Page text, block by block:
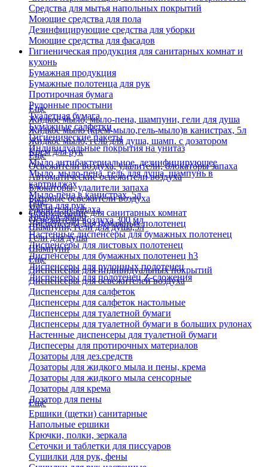
Средства для мытья напольных покрытий
Моющие средства для пола
Дезинфицирующие средства для уборки
Моющие средства для фасадов
Гигиеническая продукция для санитарных комнат и
кухонь
Бумажная продукция
Бумажные полотенца для рук
Протирочная бумага
Рулонные простыни
Туалетная бумага
Бумажные салфетки
Гигиенические пакеты
Индивидуальные покрытия на унитаз
Еще
Жидкое мыло, мыло-пена, шампуни, гели для душа
Жидкое мыло (крем-мыло,гель-мыло)в канистрах, 5л
Жидкое мыло, гель для душа, шамп. с дозатором
Крем для рук
Мыло антибактериальное, дезинфицирующее
Мыло, мыло-пена, гель для душа, шампунь в
картриджах
Мыло-пена в канистрах, 5л
Паста для рук
Твердое мыло
Шампуни, гели для душа,5л
Гели для душа
Шампуни
Еще
Освежители воздуха, удалители, блокаторы запаха
Автоматические освежители воздуха
Блокаторы, удалители запаха
Бытовые освежители воздуха
Удалители запаха
Освежители воздуха 300 мл
Еще
Оборудование для санитарных комнат
Диспенсеры для бумажных полотенец
Настенные диспенсеры для бумажных полотенец
Диспенсеры для листовых полотенец
Диспенсеры для бумажных полотенец h3
Диспенсеры для рулонных полотенец
Диспенсеры для полотенец Z-сложения
Еще
Диспенсеры для индивидуальных покрытий
Диспенсеры для освежителей воздуха
Диспенсеры для салфеток
Диспенсеры для салфеток настольные
Диспенсеры для туалетной бумаги
Диспенсеры для туалетной бумаги в больших рулонах
Настенные диспенсеры для туалетной бумаги
Диспесеры для протирочных материалов
Дозаторы для дез.средств
Дозаторы для жидкого мыла и пены, крема
Дозаторы для жидкого мыла сенсорные
Дозаторы для крема
Дозатор для пены
Еще
Ершики (щетки) санитарные
Напольные ершики
Крючки, полки, зеркала
Сеточки и таблетки для писсуаров
Сушилки для рук, фены